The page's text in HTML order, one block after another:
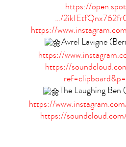
https://
…/
https://
Avrel Lavigne
https://
https://
The Laughing
https://
https://